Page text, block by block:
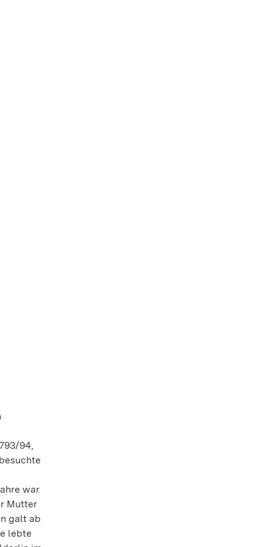
94,
war
Mutter
galt ab
lebte